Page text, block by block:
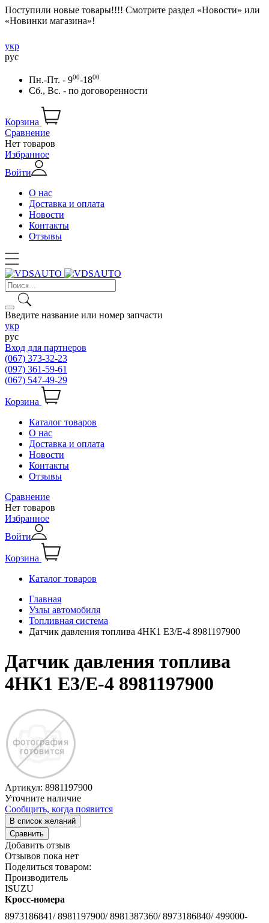
Поступили новые товары!!!! Смотрите раздел «Новости» или
«Новинки магазина»!
укр
рус
Пн.-Пт. - 900-1800
Сб., Вс. - по договоренности
Корзина
Сравнение
Нет товаров
Избранное
Войти
О нас
Доставка и оплата
Новости
Контакты
Отзывы
Введите название или номер запчасти
укр
рус
Вход для партнеров
(067) 373-32-23
(097) 361-59-61
(067) 547-49-29
Корзина
Каталог товаров
О нас
Доставка и оплата
Новости
Контакты
Отзывы
Сравнение
Нет товаров
Избранное
Войти
Корзина
Каталог товаров
Главная
Узлы автомобиля
Топливная система
Датчик давления топлива 4НК1 Е3/Е-4 8981197900
Датчик давления топлива
4НК1 Е3/Е-4 8981197900
Артикул: 8981197900
Уточните наличие
Сообщить, когда появится
В список желаний
Сравнить
Добавить отзыв
Отзывов пока нет
Поделиться товаром:
Производитель
ISUZU
Кросс-номера
8973186841/ 8981197900/ 8981387360/ 8973186840/ 499000-